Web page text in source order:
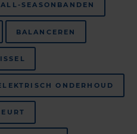
ALL-SEASONBANDEN
BALANCEREN
ONDERHOUD